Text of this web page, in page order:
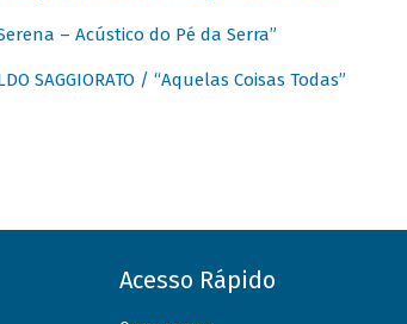
– Acústico do Pé da Serra”
SAGGIORATO / “Aquelas Coisas Todas”
Acesso Rápido